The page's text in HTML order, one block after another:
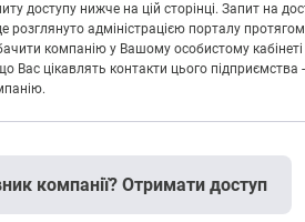
доступу нижче на цій сторінці. Запит на
розглянуто адміністрацією порталу
компанію у Вашому особистому
Вас цікавлять контакти цього
компанії? Отримати доступ